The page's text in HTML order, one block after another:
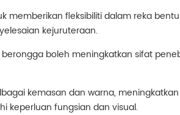
memberikan fleksibiliti dalam reka
kejuruteraan.
boleh meningkatkan sifat
kemasan dan warna,
keperluan fungsian dan visual.